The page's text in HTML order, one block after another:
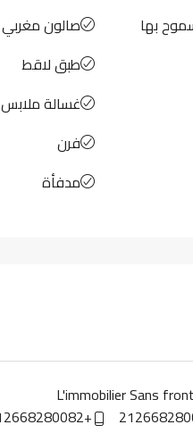
بها
صالون مغربي
طبق لاقط
غسالة ملابس
فرن
مدفأة
L'immobilier Sans
+212668280082